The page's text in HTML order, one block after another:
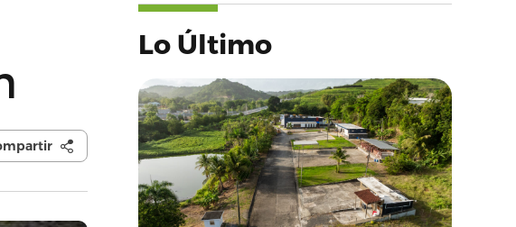
Lo Último